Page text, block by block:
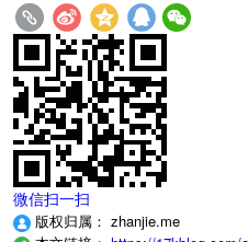
微信扫一扫
版权归属： zhanjie.me